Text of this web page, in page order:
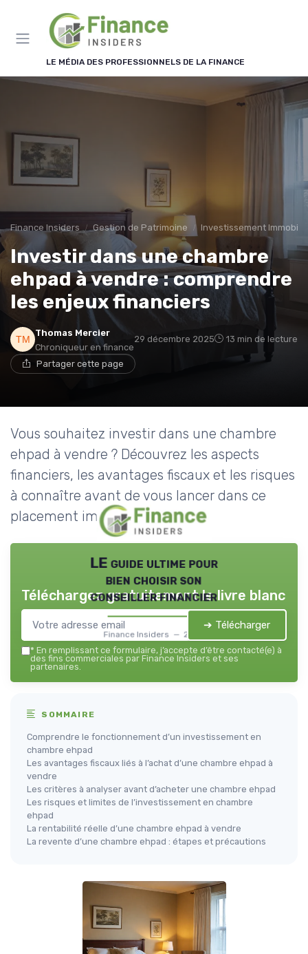
LE MÉDIA DES PROFESSIONNELS DE LA FINANCE
Finance Insiders Gestion de Patrimoine Investissement
Investir dans une chambre
ehpad à vendre : comprendre
les enjeux financiers
Thomas Mercier
Chroniqueur en finance
29 décembre 2025 13 min de lecture
Partager cette page
Vous souhaitez investir dans une chambre
ehpad à vendre ? Découvrez les aspects
financiers, les avantages fiscaux et les risques
à connaître avant de vous lancer dans ce
placement immobilier.
LE guide ultime pour
bien choisir son
conseiller financier
Finance Insiders — 2026
Téléchargez gratuitement le livre blanc
➔ Télécharger
* En remplissant ce formulaire, j’accepte d’être contacté(e) à
des fins commerciales par Finance Insiders et ses
partenaires.
SOMMAIRE
Comprendre le fonctionnement d’un investissement en
chambre ehpad
Les avantages fiscaux liés à l’achat d’une chambre ehpad à
vendre
Les critères à analyser avant d’acheter une chambre ehpad
Les risques et limites de l’investissement en chambre
ehpad
La rentabilité réelle d’une chambre ehpad à vendre
La revente d’une chambre ehpad : étapes et précautions